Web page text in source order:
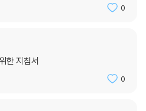
0
한 지침서
0